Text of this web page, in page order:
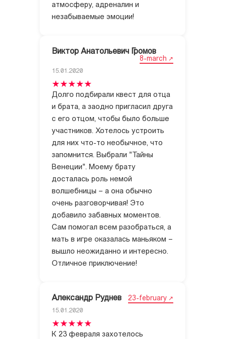
атмосферу, адреналин и
незабываемые эмоции!
Виктор Анатольевич Громов
8-march
15.01.2020
Долго подбирали квест для отца
и брата, а заодно пригласил друга
с его отцом, чтобы было больше
участников. Хотелось устроить
для них что-то необычное, что
запомнится. Выбрали "Тайны
Венеции". Моему брату
досталась роль немой
волшебницы – а она обычно
очень разговорчивая! Это
добавило забавных моментов.
Сам помогал всем разобраться, а
мать в игре оказалась маньяком –
вышло неожиданно и интересно.
Отличное приключение!
Александр Руднев 23-february
15.01.2020
К 23 февраля захотелось